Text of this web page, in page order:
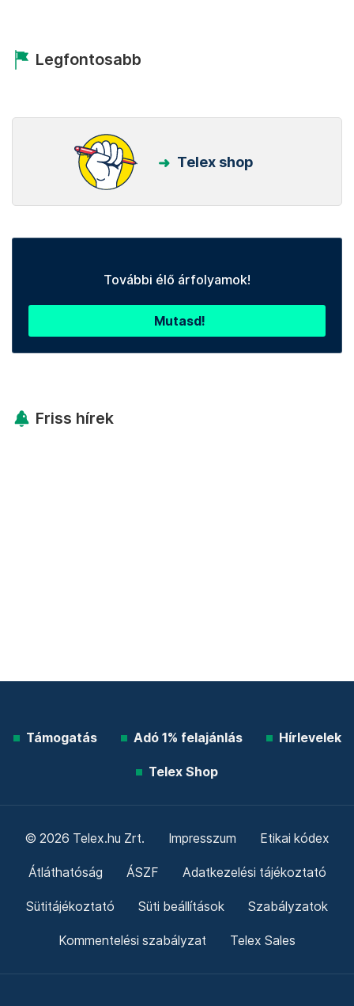
Legfontosabb
Telex shop
További élő árfolyamok!
Mutasd!
Friss hírek
Támogatás Adó 1% felajánlás Hírlevelek
Telex Shop
© 2026 Telex.hu Zrt. Impresszum Etikai kódex
Átláthatóság ÁSZF Adatkezelési tájékoztató
Sütitájékoztató Süti beállítások Szabályzatok
Kommentelési szabályzat Telex Sales